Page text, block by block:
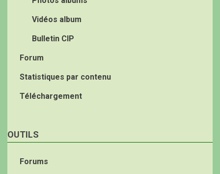
Vidéos album
Bulletin CIP
Forum
Statistiques par contenu
Téléchargement
OUTILS
Forums